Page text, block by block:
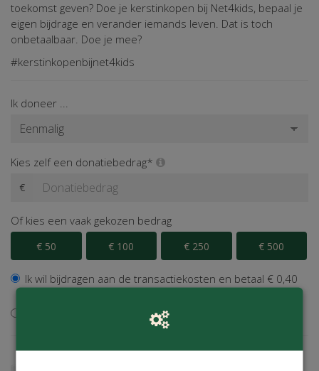
toekomst geven? Doe je kerstinkopen bij Net4kids, bepaal je
eigen bijdrage en verander iemands leven. Dat is toch
onbetaalbaar. Doe je mee?
#kerstinkopenbijnet4kids
Ik doneer ...
Kies zelf een donatiebedrag*
€
Of kies een vaak gekozen bedrag
€ 50 € 100 € 250 € 500
Ik wil bijdragen aan de transactiekosten en betaal € 0,40
Ik wil niet bijdragen aan de transactiekosten